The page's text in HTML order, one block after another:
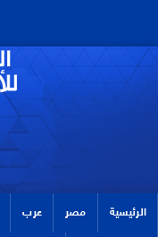
الرئيسية مصر عرب